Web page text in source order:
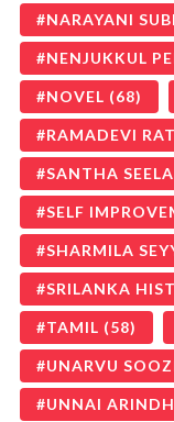
NARAYANI
NENJUKKUL
NOVEL (68)
RAMADEVI
SANTHA SEELA
SELF
SHARMILA
SRILANKA
TAMIL (58)
UNARVU
UNNAI